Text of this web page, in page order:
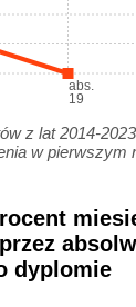
abs.
19
z lat 2014-
w pierwszym
dyplomie